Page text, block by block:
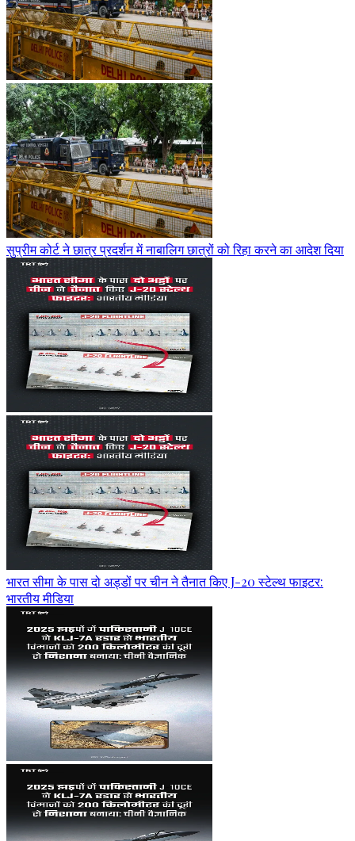
सुप्रीम कोर्ट ने छात्र प्रदर्शन में नाबालिग छात्रों को रिहा करने का आदेश दिया
भारत सीमा के पास दो अड्डों पर चीन ने तैनात किए J-20 स्टेल्थ फाइटर:
भारतीय मीडिया